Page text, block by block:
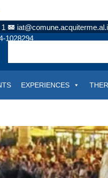
1028294
EXPERIENCES